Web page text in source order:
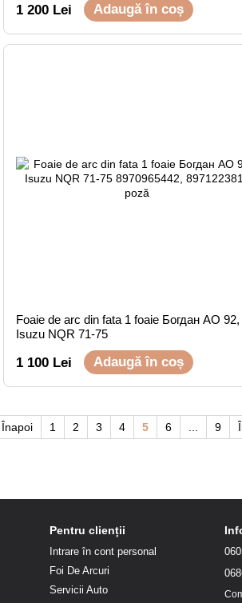
1 200 Lei Adaugă în coș
Foaie de arc din fata 1 foaie Богдан АО 92,
Isuzu NQR 71-75
1 100 Lei Adaugă în coș
Înapoi 1 2 3 4 5 6 9
Pentru clienții
Intrare în cont personal
Foi De Arcuri
Servicii Auto